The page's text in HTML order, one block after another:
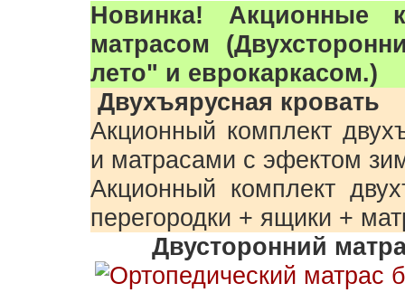
Новинка! Акционные
матрасом
лето" и еврокаркасом.)
Двухъярусная кровать
Акционный комплект
и матрасами c эфектом
Акционный комплект
перегородки + ящики +
Двусторонний